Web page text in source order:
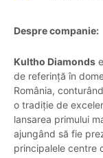
Despre companie:
Kultho Diamonds
de referință în
România,
o tradiție de
lansarea primului
ajungând să fie
principalele centre